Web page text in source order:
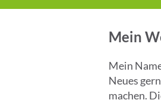
Mein
Mein
Neues
machen.